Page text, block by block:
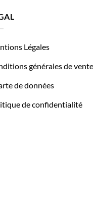
Légales
générales de vente
de données
de confidentialité